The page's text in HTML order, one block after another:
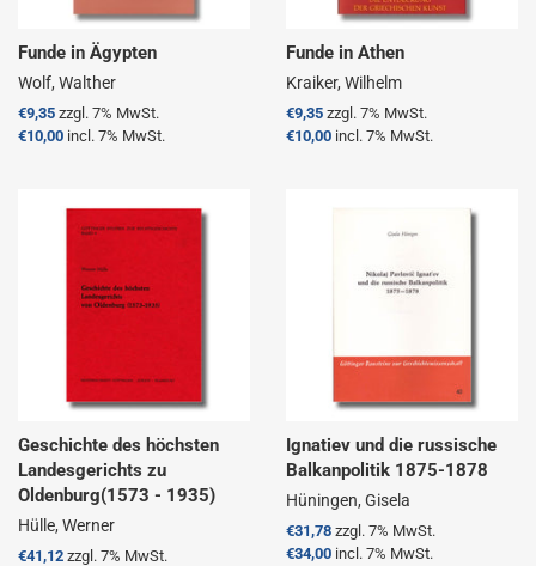
Funde in Ägypten
Wolf, Walther
Normaler
Preis
€9,35 zzgl. 7% MwSt.
€10,00 incl. 7% MwSt.
Funde in Athen
Kraiker, Wilhelm
Normaler
Preis
€9,35 zzgl. 7% MwSt.
€10,00 incl. 7% MwSt.
Geschichte des höchsten
Landesgerichts zu
Oldenburg(1573 - 1935)
Hülle, Werner
Normaler
€41,12 zzgl. 7% MwSt.
Ignatiev und die russische
Balkanpolitik 1875-1878
Hüningen, Gisela
Normaler
Preis
€31,78 zzgl. 7% MwSt.
€34,00 incl. 7% MwSt.